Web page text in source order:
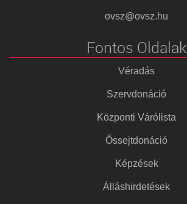
ovsz@ovsz.hu
Fontos Oldalak
Véradás
Szervdonáció
Központi Várólista
Őssejtdonáció
Képzések
Álláshirdetések